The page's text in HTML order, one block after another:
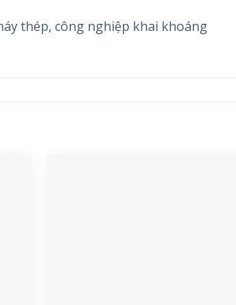
thép, công nghiệp khai khoáng